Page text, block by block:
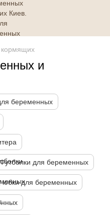
и
беременных
Футболки для беременных
для беременных